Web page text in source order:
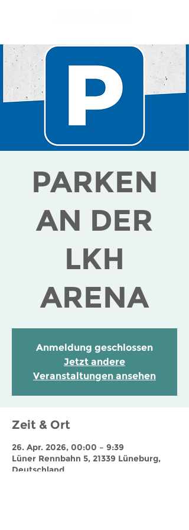
PARKEN
AN DER
LKH
ARENA
Anmeldung geschlossen
Jetzt andere
Veranstaltungen ansehen
Zeit & Ort
26. Apr. 2026, 00:00 – 9:39
Lüner Rennbahn 5, 21339 Lüneburg,
Deutschland